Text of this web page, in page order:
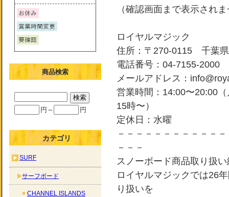
（確認画面まで表示され
ロイヤルマジック
住所：〒270-0115 千葉
電話番号：04-7155-2000
メールアドレス：
営業時間：14:00〜20:00
15時〜）
定休日：水曜
－－－－－－－－－－－
－－－
スノーボード商品取り扱
ロイヤルマジックでは26
り扱いを
商品検索
円～ 円
カテゴリ
SURF
サーフボード
CHANNEL ISLANDS